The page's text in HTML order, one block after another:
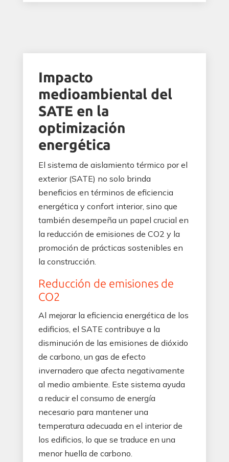
Impacto
medioambiental del
SATE en la
optimización
energética
El sistema de aislamiento térmico por el
exterior (SATE) no solo brinda
beneficios en términos de eficiencia
energética y confort interior, sino que
también desempeña un papel crucial en
la reducción de emisiones de CO2 y la
promoción de prácticas sostenibles en
la construcción.
Reducción de emisiones de
CO2
Al mejorar la eficiencia energética de los
edificios, el SATE contribuye a la
disminución de las emisiones de dióxido
de carbono, un gas de efecto
invernadero que afecta negativamente
al medio ambiente. Este sistema ayuda
a reducir el consumo de energía
necesario para mantener una
temperatura adecuada en el interior de
los edificios, lo que se traduce en una
menor huella de carbono.